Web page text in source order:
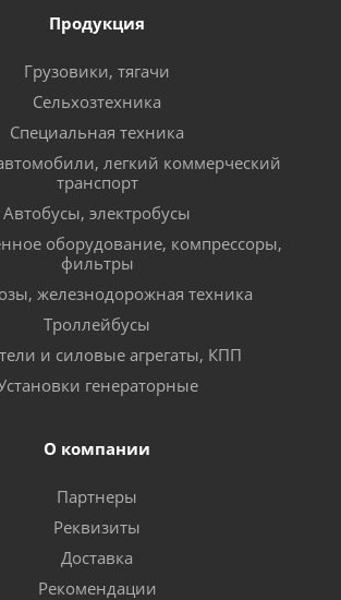
Продукция
Грузовики, тягачи
Сельхозтехника
Специальная техника
легкий коммерческий
транспорт
Автобусы, электробусы
оборудование, компрессоры,
фильтры
железнодорожная техника
Троллейбусы
и силовые агрегаты, КПП
генераторные
О компании
Партнеры
Реквизиты
Доставка
Рекомендации